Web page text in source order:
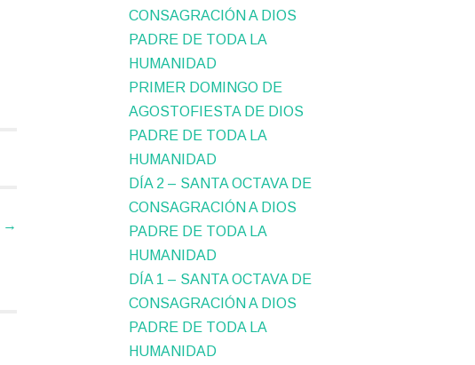
→
CONSAGRACIÓN A DIOS
PADRE DE TODA LA
HUMANIDAD
PRIMER DOMINGO DE
AGOSTOFIESTA DE DIOS
PADRE DE TODA LA
HUMANIDAD
DÍA 2 – SANTA OCTAVA DE
CONSAGRACIÓN A DIOS
PADRE DE TODA LA
HUMANIDAD
DÍA 1 – SANTA OCTAVA DE
CONSAGRACIÓN A DIOS
PADRE DE TODA LA
HUMANIDAD